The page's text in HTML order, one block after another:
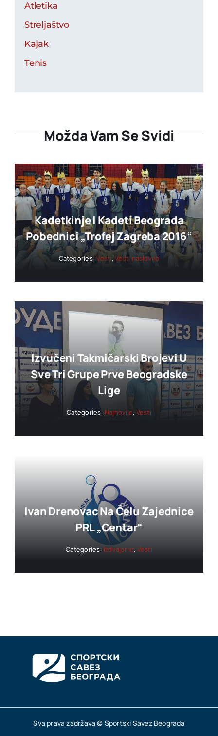
Atletika
Streljaštvo
Kajak
Tenis
Možda Vam Se Svidi
Kadetkinje I Kadeti Beograda
Pobednici „trofej Zagreba 2016“
Categories:Vesti,Vesti naslovna
Izvučeni Takmičarski Brojevi U
Sve Tri Grupe Prve Beogradske
Lige
Categories: Najnovije, Vesti
Ivan Drenovac Na Čelu Zajednice
PRL „Centar“
Categories: Izdvajamo, Vesti
Sva prava zadržava © Sportski Savez Beograda